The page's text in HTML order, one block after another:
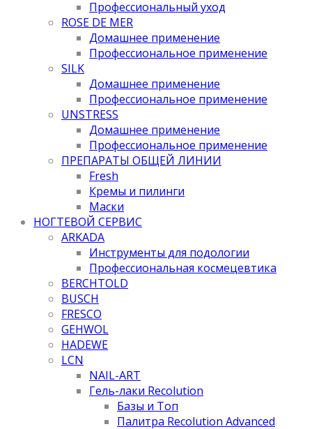
Профессиональный уход
ROSE DE MER
Домашнее применение
Профессиональное применение
SILK
Домашнее применение
Профессиональное применение
UNSTRESS
Домашнее применение
Профессиональное применение
ПРЕПАРАТЫ ОБЩЕЙ ЛИНИИ
Fresh
Кремы и пилинги
Маски
НОГТЕВОЙ СЕРВИС
ARKADA
Инструменты для подологии
Профессиональная космецевтика
BERCHTOLD
BUSCH
FRESCO
GEHWOL
HADEWE
LCN
NAIL-ART
Гель-лаки Recolution
Базы и Топ
Палитра Recolution Advanced